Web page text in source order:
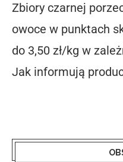
Zbiory czarnej
owoce w punktach
do 3,50 zł/kg w
Jak informują